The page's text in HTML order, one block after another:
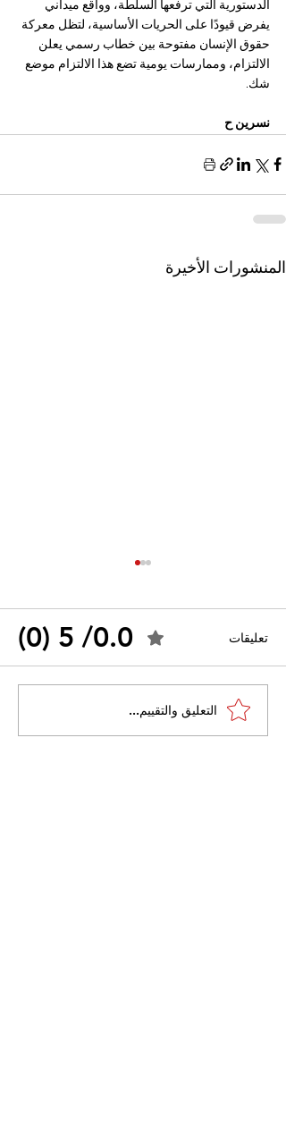
الدستورية التي ترفعها السلطة، وواقع ميداني
يفرض قيودًا على الحريات الأساسية، لتظل معركة
حقوق الإنسان مفتوحة بين خطاب رسمي يعلن
الالتزام، وممارسات يومية تضع هذا الالتزام موضع
شك.
نسرين ح
المنشورات الأخيرة
القضاء الإداري يقضي بحل
نقابة "كنابست"
تعليقات 0.0/ 5 (0)
التعليق والتقييم...